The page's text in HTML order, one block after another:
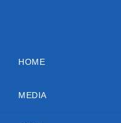
HOME
MEDIA